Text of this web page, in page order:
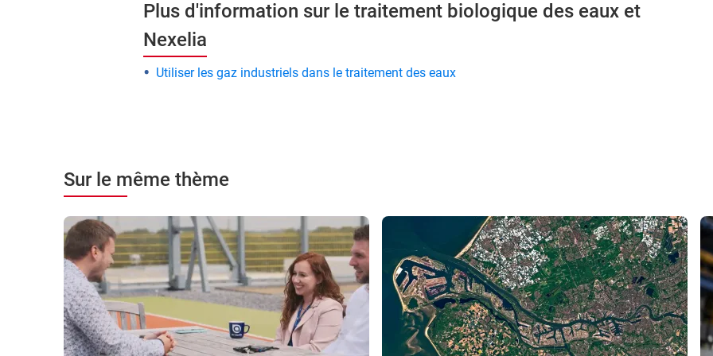
Plus d'information sur le traitement biologique des eaux et
Nexelia
Utiliser les gaz industriels dans le traitement des eaux
Sur le même thème